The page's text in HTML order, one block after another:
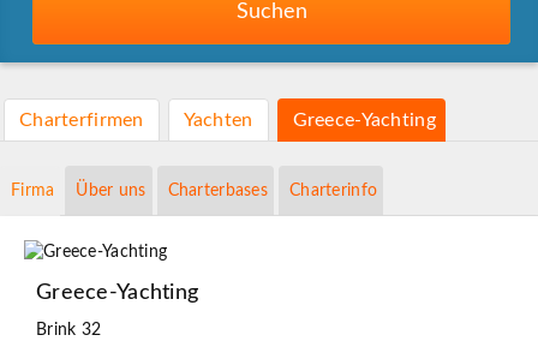
Suchen
Charterfirmen Yachten Greece-Yachting
Firma Über uns Charterbases Charterinfo
Greece-Yachting
Brink 32